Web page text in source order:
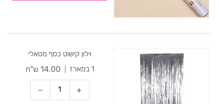
וילון קישוט כסף מטאלי
1 במארז
14.00 ש"ח